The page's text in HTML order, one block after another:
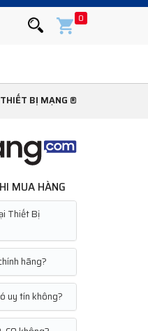
0
THIẾT BỊ MẠNG ®
MUA HÀNG
Thiết Bị
hãng?
uy tín không?